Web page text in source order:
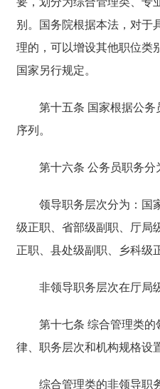
别。国务院根据本法，对于
理的，可以增设其他职位类
国家另行规定。
第十五条 国家根据公务
序列。
第十六条 公务员职务分
领导职务层次分为：国
级正职、省部级副职、厅局
正职、县处级副职、乡科级
非领导职务层次在厅局级
第十七条 综合管理类的
律、职务层次和机构规格设
综合管理类的非领导职务